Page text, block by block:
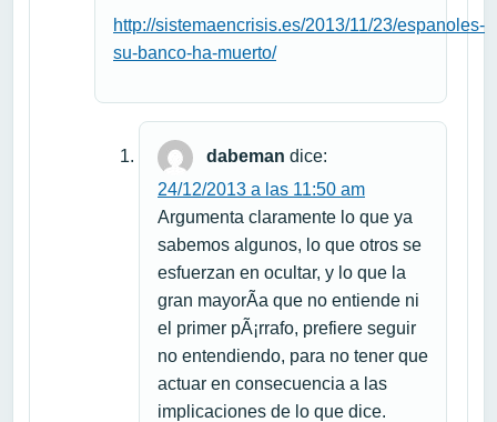
http://sistemaencrisis.es/2013/11/23/espanoles-
su-banco-ha-muerto/
dabeman dice:
24/12/2013 a las 11:50 am
Argumenta claramente lo que ya
sabemos algunos, lo que otros se
esfuerzan en ocultar, y lo que la
gran mayorÃ­a que no entiende ni
el primer pÃ¡rrafo, prefiere seguir
no entendiendo, para no tener que
actuar en consecuencia a las
implicaciones de lo que dice.